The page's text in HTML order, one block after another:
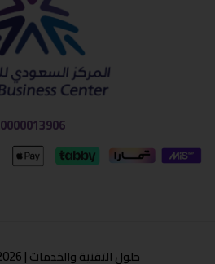
0000013906
حلول التقنية والخدمات | Copyright © 2026